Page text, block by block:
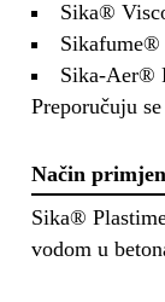
Sika®
Sika-Aer®
Preporučuju
Način
Sika®
vodom u